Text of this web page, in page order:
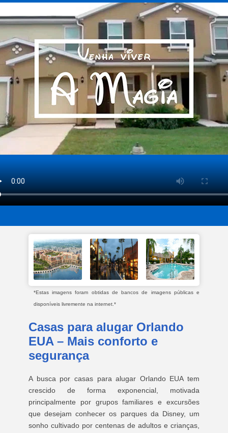
*Estas imagens foram obtidas de bancos de imagens públicas e
disponíveis livremente na internet.*
Casas para alugar Orlando
EUA – Mais conforto e
segurança
A busca por casas para alugar Orlando EUA tem
crescido de forma exponencial, motivada
principalmente por grupos familiares e excursões
que desejam conhecer os parques da Disney, um
sonho cultivado por centenas de adultos e crianças,